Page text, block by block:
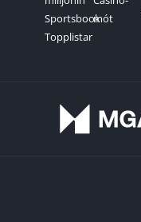
Sportsbook
Topplistar
mót